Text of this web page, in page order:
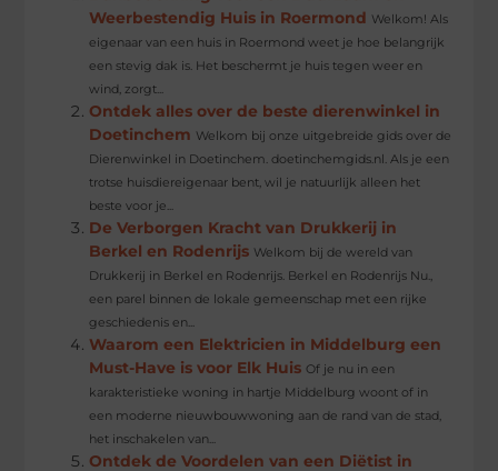
Weerbestendig Huis in Roermond Welkom! Als
eigenaar van een huis in Roermond weet je hoe belangrijk
een stevig dak is. Het beschermt je huis tegen weer en
wind, zorgt...
Ontdek alles over de beste dierenwinkel in
Doetinchem Welkom bij onze uitgebreide gids over de
Dierenwinkel in Doetinchem. doetinchemgids.nl. Als je een
trotse huisdiereigenaar bent, wil je natuurlijk alleen het
beste voor je...
De Verborgen Kracht van Drukkerij in
Berkel en Rodenrijs Welkom bij de wereld van
Drukkerij in Berkel en Rodenrijs. Berkel en Rodenrijs Nu.,
een parel binnen de lokale gemeenschap met een rijke
geschiedenis en...
Waarom een Elektricien in Middelburg een
Must-Have is voor Elk Huis Of je nu in een
karakteristieke woning in hartje Middelburg woont of in
een moderne nieuwbouwwoning aan de rand van de stad,
het inschakelen van...
Ontdek de Voordelen van een Diëtist in